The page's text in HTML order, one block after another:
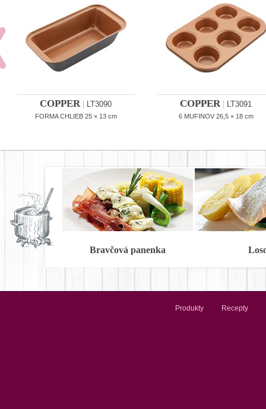
COPPER| LT3090
FORMA CHLIEB 25 × 13 cm
COPPER| LT3091
6 MUFINOV 26,5 × 18 cm
Bravčová panenka
Produkty Recepty